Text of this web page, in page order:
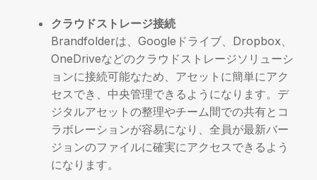
クラウドストレージ接続
Brandfolderは、Googleドライブ、Dropbox、
OneDriveなどのクラウドストレージソリューシ
ョンに接続可能なため、アセットに簡単にアク
セスでき、中央管理できるようになります。デ
ジタルアセットの整理やチーム間での共有とコ
ラボレーションが容易になり、全員が最新バー
ジョンのファイルに確実にアクセスできるよう
になります。